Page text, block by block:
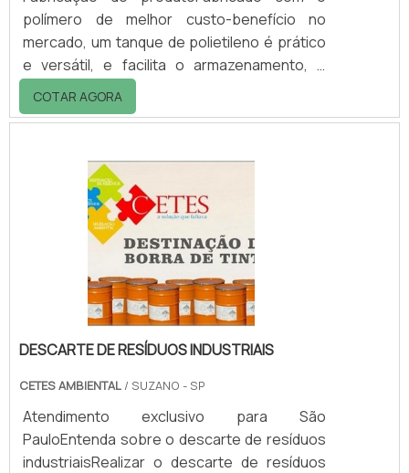
polímero de melhor custo-benefício no
mercado, um tanque de polietileno é prático
e versátil, e facilita o armazenamento, o
transporte e a retirada de produtos nele
armazenado. Um tanque feito de polietileno é
restaurantes e em caminhões e tratores, por
exemplo.Considerando a versatilidade de um
tanque e pensando em ampliar cada vez mais
o leque de opções para os clientes, a
empresa Teknoval fabrica e comercializa
COTAR AGORA
DESCARTE DE RESÍDUOS INDUSTRIAIS
CETES AMBIENTAL / SUZANO - SP
Atendimento exclusivo para São
PauloEntenda sobre o descarte de resíduos
industriaisRealizar o descarte de resíduos